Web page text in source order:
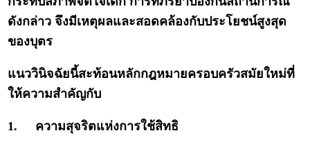
ดังกล่าว จึงมีเหตุผลและสอดคล้องกับประโยชน์สูงสุด
ของบุตร
แนววินิจฉัยนี้สะท้อนหลักกฎหมายครอบครัวสมัยใหม่ที่
ให้ความสำคัญกับ
1. ความสุจริตแห่งการใช้สิทธิ